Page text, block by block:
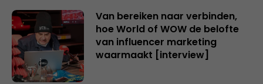
Van bereiken naar verbinden,
hoe World of WOW de belofte
van influencer marketing
waarmaakt [interview]